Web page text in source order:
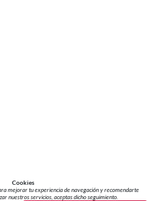
Cookies
mejorar tu experiencia de navegación y recomendarte
nuestros servicios, aceptas dicho seguimiento.